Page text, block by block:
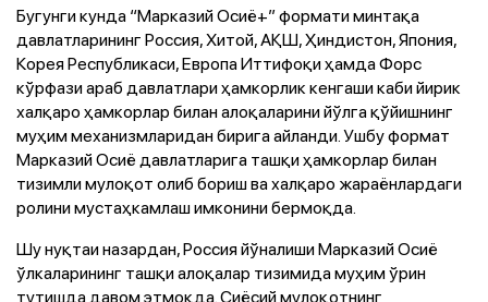
Бугунги кунда “Марказий Осиё+” формати минтақа
давлатларининг Россия, Хитой, АҚШ, Ҳиндистон, Япония,
Корея Республикаси, Европа Иттифоқи ҳамда Форс
кўрфази араб давлатлари ҳамкорлик кенгаши каби йирик
халқаро ҳамкорлар билан алоқаларини йўлга қўйишнинг
муҳим механизмларидан бирига айланди. Ушбу формат
Марказий Осиё давлатларига ташқи ҳамкорлар билан
тизимли мулоқот олиб бориш ва халқаро жараёнлардаги
ролини мустаҳкамлаш имконини бермоқда.
Шу нуқтаи назардан, Россия йўналиши Марказий Осиё
ўлкаларининг ташқи алоқалар тизимида муҳим ўрин
тутишда давом этмоқда. Сиёсий мулоқотнинг